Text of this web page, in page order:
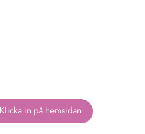
Klicka in på hemsidan